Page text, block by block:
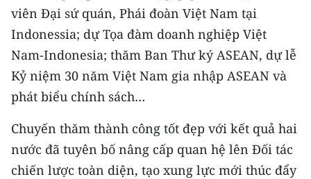
Đông Nam Bộ
Đồng bằng sông Cửu Long
Chuyên trang Hà Nội
Chuyên trang TP. Hồ Chí Minh
CHUYÊN ĐỀ
CÁC CHUYÊN TRANG
viên Đại sứ quán, Phái đoàn Việt Nam tại
Indonessia; dự Tọa đàm doanh nghiệp Việt
Nam-Indonesia; thăm Ban Thư ký ASEAN, dự lễ
Kỷ niệm 30 năm Việt Nam gia nhập ASEAN và
phát biểu chính sách…
Chuyến thăm thành công tốt đẹp với kết quả hai
nước đã tuyên bố nâng cấp quan hệ lên Đối tác
chiến lược toàn diện, tạo xung lực mới thúc đẩy